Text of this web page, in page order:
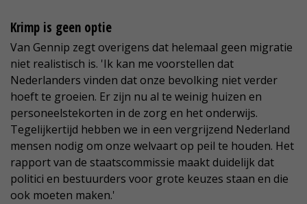
Krimp is geen optie
Van Gennip zegt overigens dat helemaal geen migratie
niet realistisch is. 'Ik kan me voorstellen dat
Nederlanders vinden dat onze bevolking niet verder
hoeft te groeien. Er zijn nu al te weinig huizen en
personeelstekorten in de zorg en het onderwijs.
Tegelijkertijd hebben we in een vergrijzend Nederland
mensen nodig om onze welvaart op peil te houden. Het
rapport van de staatscommissie maakt duidelijk dat
politici en bestuurders voor grote keuzes staan en die
ook moeten maken.'